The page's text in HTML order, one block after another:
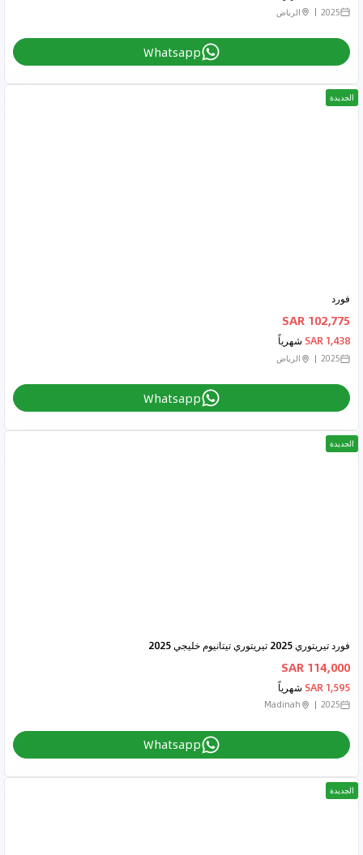
2025 الرياض
Whatsapp
الجديدة
فورد
102,775 SAR
1,438 SAR شهرياً
2025 الرياض
Whatsapp
الجديدة
فورد تيريتوري 2025 تيريتوري تيتانيوم خليجي 2025
114,000 SAR
1,595 SAR شهرياً
2025
Madinah
Whatsapp
الجديدة